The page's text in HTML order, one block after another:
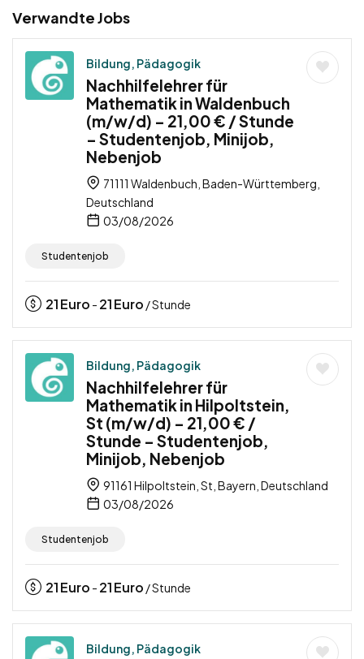
Verwandte Jobs
Bildung, Pädagogik
Nachhilfelehrer für
Mathematik in Waldenbuch
(m/w/d) – 21,00 € / Stunde
– Studentenjob, Minijob,
Nebenjob
71111 Waldenbuch, Baden-Württemberg,
Deutschland
03/08/2026
Studentenjob
21Euro - 21Euro / Stunde
Bildung, Pädagogik
Nachhilfelehrer für
Mathematik in Hilpoltstein,
St (m/w/d) – 21,00 € /
Stunde – Studentenjob,
Minijob, Nebenjob
91161 Hilpoltstein, St, Bayern, Deutschland
03/08/2026
Studentenjob
21Euro - 21Euro / Stunde
Bildung, Pädagogik